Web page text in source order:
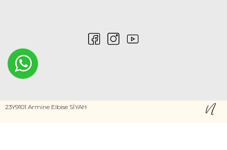
23Y9101 Armine Elbise SİYAH